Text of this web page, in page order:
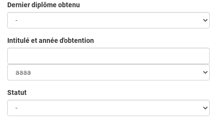
Dernier diplôme obtenu
Intitulé et année d'obtention
d'obtention
Statut